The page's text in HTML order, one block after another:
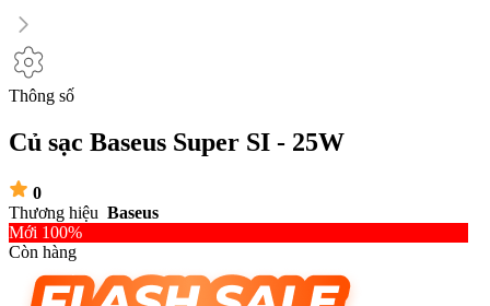
Thông số
Củ sạc Baseus Super SI - 25W
0
Thương hiệu Baseus
Mới 100%
Còn hàng